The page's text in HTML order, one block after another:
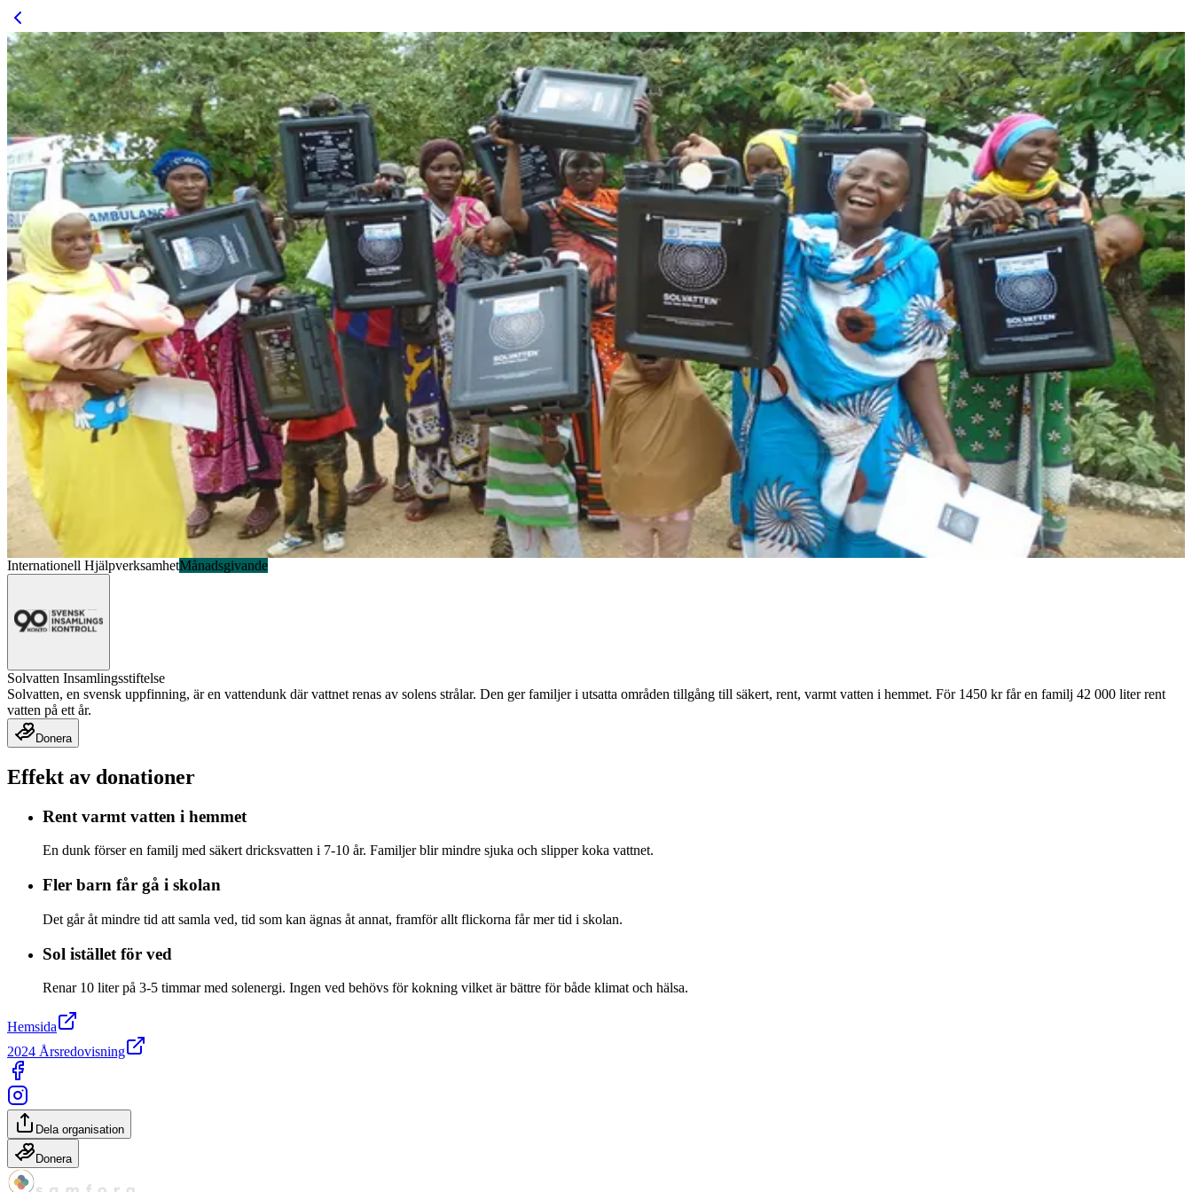
Internationell HjälpverksamhetMånadsgivande
Solvatten Insamlingsstiftelse
Solvatten, en svensk uppfinning, är en vattendunk där vattnet renas av solens strålar. Den ger familjer i utsatta områden tillgång till säkert, rent, varmt vatten i hemmet. För 1450 kr får en familj 42 000 liter rent
vatten på ett år.
Donera
Effekt av donationer
Rent varmt vatten i hemmet
En dunk förser en familj med säkert dricksvatten i 7-10 år. Familjer blir mindre sjuka och slipper koka vattnet.
Fler barn får gå i skolan
Det går åt mindre tid att samla ved, tid som kan ägnas åt annat, framför allt flickorna får mer tid i skolan.
Sol istället för ved
Renar 10 liter på 3-5 timmar med solenergi. Ingen ved behövs för kokning vilket är bättre för både klimat och hälsa.
Hemsida
2024 Årsredovisning
Dela organisation
Donera